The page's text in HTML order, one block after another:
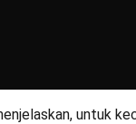
untuk